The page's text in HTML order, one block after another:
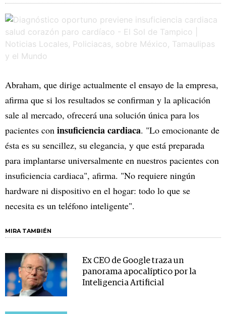
Abraham, que dirige actualmente el ensayo de la empresa,
afirma que si los resultados se confirman y la aplicación
sale al mercado, ofrecerá una solución única para los
pacientes con insuficiencia cardiaca. "Lo emocionante de
ésta es su sencillez, su elegancia, y que está preparada
para implantarse universalmente en nuestros pacientes con
insuficiencia cardiaca", afirma. "No requiere ningún
hardware ni dispositivo en el hogar: todo lo que se
necesita es un teléfono inteligente".
MIRA TAMBIÉN
Ex CEO de Google traza un
panorama apocalíptico por la
Inteligencia Artificial